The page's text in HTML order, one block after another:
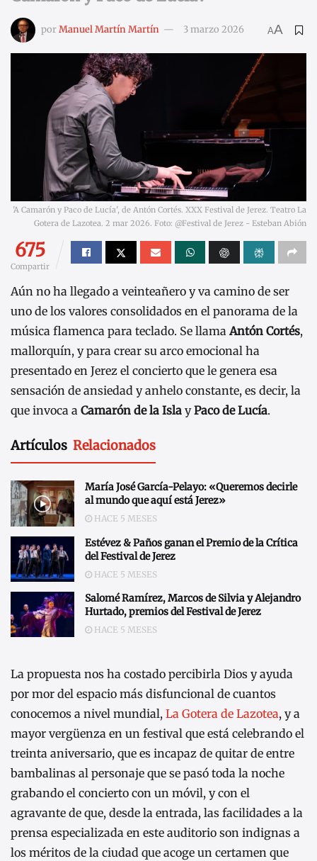
porManuel Martín Martín 3 marzo 2026 AA
'A Camarón y Paco de Lucía', de Antón Cortés. XXX Festival de Jerez. Teatro La
Gotera de Lazotea. 2 mar 2026. Foto: @Festival de Jerez - Esteban Abión
675
Compartir
Aún no ha llegado a veinteañero y va camino de ser
uno de los valores consolidados en el panorama de la
música flamenca para teclado. Se llama Antón Cortés,
mallorquín, y para crear su arco emocional ha
presentado en Jerez el concierto que le genera esa
sensación de ansiedad y anhelo constante, es decir, la
que invoca a Camarón de la Isla yPaco de Lucía.
Artículos Relacionados
María José García-Pelayo: «Queremos decirle
al mundo que aquí está Jerez»
HACE 5 MESES
Estévez & Paños ganan el Premio de la Crítica
del Festival de Jerez
HACE 5 MESES
Salomé Ramírez, Marcos de Silvia y Alejandro
Hurtado, premios del Festival de Jerez
HACE 5 MESES
La propuesta nos ha costado percibirla Dios y ayuda
por mor del espacio más disfuncional de cuantos
conocemos a nivel mundial, La Gotera de Lazotea, y a
mayor vergüenza en un festival que está celebrando el
treinta aniversario, que es incapaz de quitar de entre
bambalinas al personaje que se pasó toda la noche
grabando el concierto con un móvil, y con el
agravante de que, desde la entrada, las facilidades a la
prensa especializada en este auditorio son indignas a
los méritos de la ciudad que acoge un certamen que